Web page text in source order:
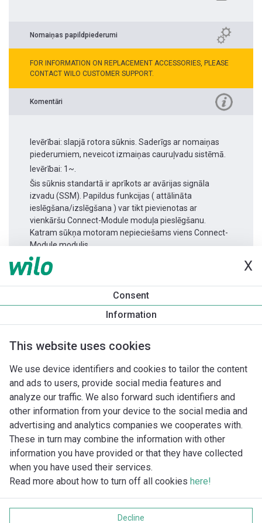
X
Consent
Information
This website uses cookies
We use device identifiers and cookies to tailor the content
and ads to users, provide social media features and
analyze our traffic. We also forward such identifiers and
other information from your device to the social media and
advertising and analytics companies we cooperates with.
These in turn may combine the information with other
information you have provided or that they have collected
when you have used their services.
Read more about how to turn off all cookies here!
Decline
Nomaiņas papildpiederumi
FOR INFORMATION ON REPLACEMENT ACCESSORIES, PLEASE
CONTACT WILO CUSTOMER SUPPORT.
Komentāri
Ievērībai: slapjā rotora sūknis. Saderīgs ar nomaiņas
piederumiem, neveicot izmaiņas cauruļvadu sistēmā.
Ievērībai: 1~.
Šis sūknis standartā ir aprīkots ar avārijas signāla
izvadu (SSM). Papildus funkcijas ( attālināta
ieslēgšana/izslēgšana ) var tikt pievienotas ar
vienkāršu Connect-Module moduļa pieslēgšanu.
Katram sūkņa motoram nepieciešams viens Connect-
Module modulis.
Produkta informācija
Imprint
Data protection